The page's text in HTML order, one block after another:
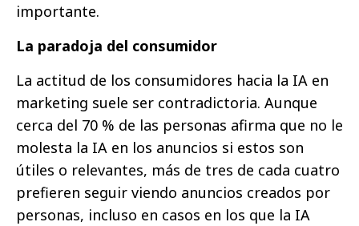
importante.
La paradoja del consumidor
La actitud de los consumidores hacia la IA en
marketing suele ser contradictoria. Aunque
cerca del 70 % de las personas afirma que no le
molesta la IA en los anuncios si estos son
útiles o relevantes, más de tres de cada cuatro
prefieren seguir viendo anuncios creados por
personas, incluso en casos en los que la IA